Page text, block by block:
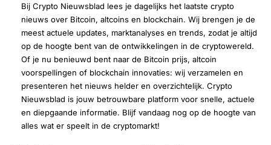
Bij Crypto Nieuwsblad lees je dagelijks het laatste crypto
nieuws over Bitcoin, altcoins en blockchain. Wij brengen je de
meest actuele updates, marktanalyses en trends, zodat je altijd
op de hoogte bent van de ontwikkelingen in de cryptowereld.
Of je nu benieuwd bent naar de Bitcoin prijs, altcoin
voorspellingen of blockchain innovaties: wij verzamelen en
presenteren het nieuws helder en overzichtelijk. Crypto
Nieuwsblad is jouw betrouwbare platform voor snelle, actuele
en diepgaande informatie. Blijf vandaag nog op de hoogte van
alles wat er speelt in de cryptomarkt!